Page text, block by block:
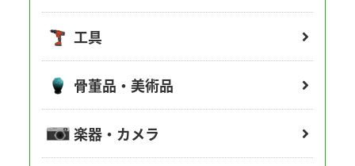
工具
骨董品・美術品
楽器・カメラ